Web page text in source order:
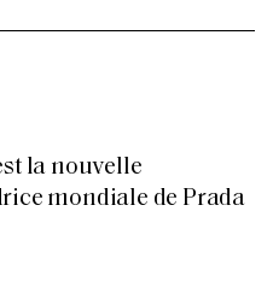
la nouvelle
mondiale de Prada